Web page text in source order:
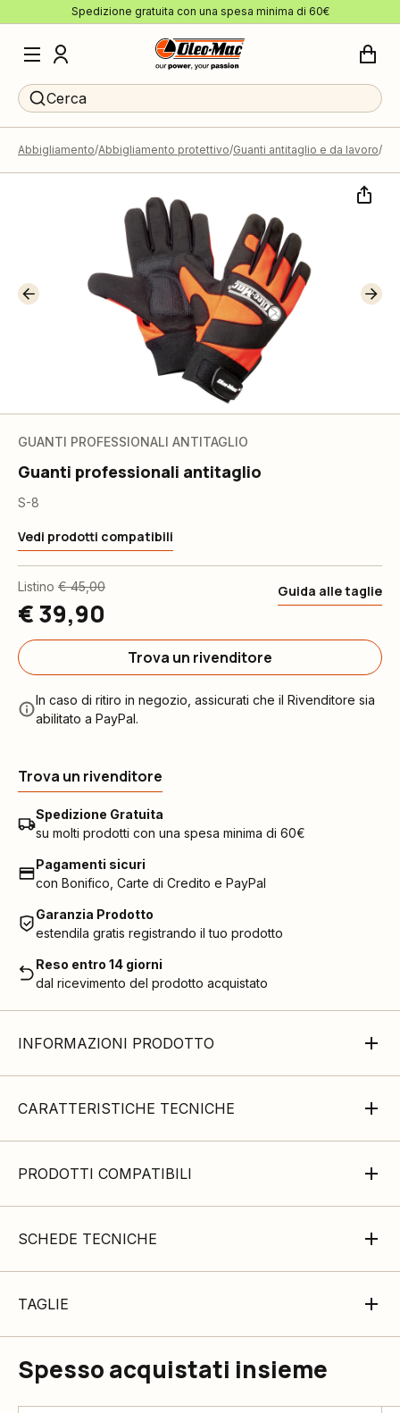
Spedizione gratuita con una spesa minima di 60€
Cerca
Abbigliamento Abbigliamento protettivo Guanti antitaglio e da lavoro
GUANTI PROFESSIONALI ANTITAGLIO
Guanti professionali antitaglio
S-8
Vedi prodotti compatibili
Listino € 45,00
€ 39,90
Guida alle taglie
Trova un rivenditore
In caso di ritiro in negozio, assicurati che il Rivenditore sia
abilitato a PayPal.
Trova un rivenditore
Spedizione Gratuita
su molti prodotti con una spesa minima di 60€
Pagamenti sicuri
con Bonifico, Carte di Credito e PayPal
Garanzia Prodotto
estendila gratis registrando il tuo prodotto
Reso entro 14 giorni
dal ricevimento del prodotto acquistato
INFORMAZIONI PRODOTTO
CARATTERISTICHE TECNICHE
PRODOTTI COMPATIBILI
SCHEDE TECNICHE
TAGLIE
Spesso acquistati insieme